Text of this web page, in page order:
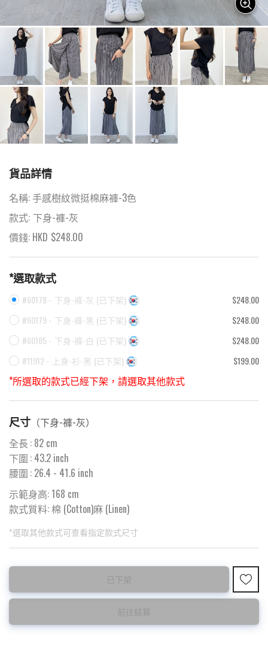
貨品詳情
名稱:手感樹紋微挺棉麻褲-3色
款式: 下身-褲-灰
價錢: HKD $248.00
*選取款式
#60178 - 下身-褲-灰 (已下架)
$248.00
#60179 - 下身-褲-黑 (已下架)
$248.00
#60185 - 下身-褲-白 (已下架)
$248.00
#11912 - 上身-衫-黑 (已下架) $199.00
*所選取的款式已經下架，請選取其他款式
尺寸 （下身-褲-灰）
全長 : 82 cm
下圍 : 43.2 inch
腰圍 : 26.4 - 41.6 inch
示範身高: 168 cm
款式質料:棉 (Cotton)麻 (Linen)
*選取其他款式可查看指定款式尺寸
此為預購品
<預購款>因為韓國東大門8月暑假關係， 預購款會於8月18日
後才陸續返貨⚠️
此為減價貨品
特價品不設退換，購買前請先確認所列出的尺碼是否合適。
已下架
前往結算